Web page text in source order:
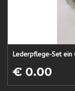
Lederpflege-Set ein
€ 0.00